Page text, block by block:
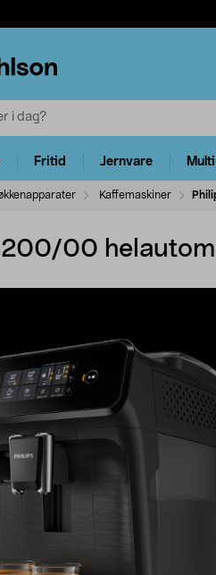
Fritid Jernvare
Kaffemaskiner
00